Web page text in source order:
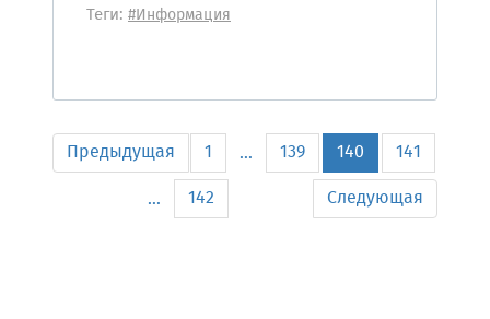
Теги: #Информация
Предыдущая 1 ... 139 140
141
...
142 Следующая